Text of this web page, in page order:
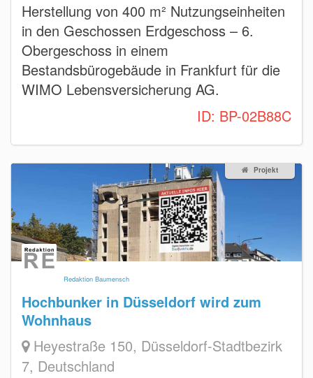
Herstellung von 400 m² Nutzungseinheiten
in den Geschossen Erdgeschoss – 6.
Obergeschoss in einem
Bestandsbürogebäude in Frankfurt für die
WIMO Lebensversicherung AG.
ID: BP-02B88C
Projekt
Redaktion Baumensch
Hochbunker in Düsseldorf wird zum
Wohnhaus
Heyestraße 150, Düsseldorf-Stadtbezirk
7, Deutschland